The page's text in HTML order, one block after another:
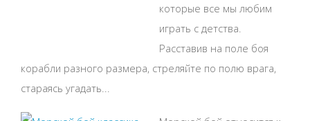
которые все мы любим
играть с детства.
Расставив на поле боя
корабли разного размера, стреляйте по полю врага,
стараясь угадать...